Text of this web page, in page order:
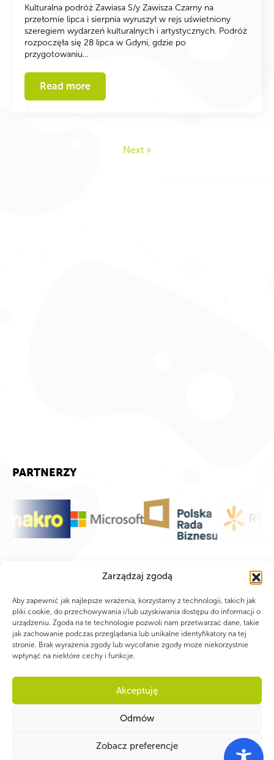
Zarządzaj zgodą
Aby zapewnić jak najlepsze wrażenia, korzystamy z technologii, takich jak
pliki cookie, do przechowywania i/lub uzyskiwania dostępu do informacji o
urządzeniu. Zgoda na te technologie pozwoli nam przetwarzać dane, takie
jak zachowanie podczas przeglądania lub unikalne identyfikatory na tej
stronie. Brak wyrażenia zgody lub wycofanie zgody może niekorzystnie
wpłynąć na niektóre cechy i funkcje.
Akceptuję
Odmów
Zobacz preferencje
Kulturalna podróż Zawiasa S/y Zawisza Czarny na
przełomie lipca i sierpnia wyruszył w rejs uświetniony
szeregiem wydarzeń kulturalnych i artystycznych. Podróż
rozpoczęła się 28 lipca w Gdyni, gdzie po
przygotowaniu…
Read more
Next »
PARTNERZY